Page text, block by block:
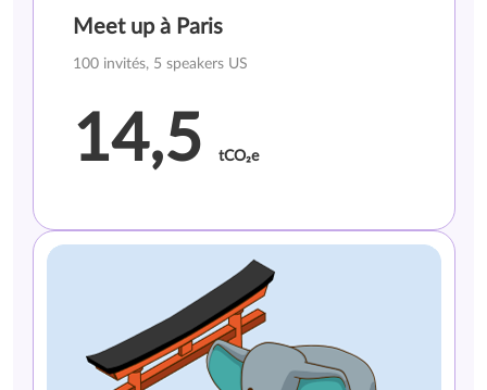
Meet up à Paris
100 invités, 5 speakers US
14,5 tCO₂e